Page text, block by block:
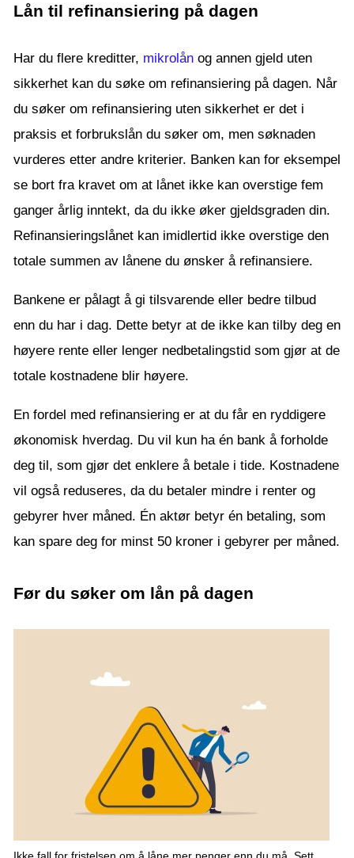
Lån til refinansiering på dagen
Har du flere kreditter, mikrolån og annen gjeld uten
sikkerhet kan du søke om refinansiering på dagen. Når
du søker om refinansiering uten sikkerhet er det i
praksis et forbrukslån du søker om, men søknaden
vurderes etter andre kriterier. Banken kan for eksempel
se bort fra kravet om at lånet ikke kan overstige fem
ganger årlig inntekt, da du ikke øker gjeldsgraden din.
Refinansieringslånet kan imidlertid ikke overstige den
totale summen av lånene du ønsker å refinansiere.
Bankene er pålagt å gi tilsvarende eller bedre tilbud
enn du har i dag. Dette betyr at de ikke kan tilby deg en
høyere rente eller lenger nedbetalingstid som gjør at de
totale kostnadene blir høyere.
En fordel med refinansiering er at du får en ryddigere
økonomisk hverdag. Du vil kun ha én bank å forholde
deg til, som gjør det enklere å betale i tide. Kostnadene
vil også reduseres, da du betaler mindre i renter og
gebyrer hver måned. Én aktør betyr én betaling, som
kan spare deg for minst 50 kroner i gebyrer per måned.
Før du søker om lån på dagen